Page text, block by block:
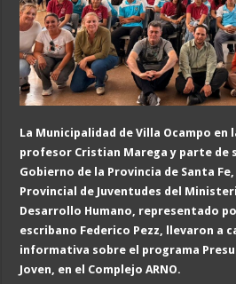
La Municipalidad de Villa Ocampo
profesor Cristian Marega y parte de
Gobierno de la Provincia de Santa
Provincial de Juventudes del
Desarrollo Humano, representado
escribano Federico Pezz, llevaron a
informativa sobre el programa
Joven, en el Complejo ARNO.